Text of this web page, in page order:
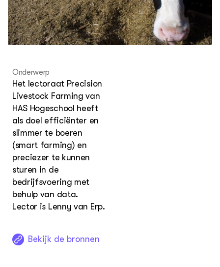
Projecten
LEREN
Leermiddelen
OVER
Over ons
Contact
Onderwerp
Het lectoraat Precision
Livestock Farming van
HAS Hogeschool heeft
als doel efficiënter en
slimmer te boeren
(smart farming) en
preciezer te kunnen
sturen in de
bedrijfsvoering met
behulp van data.
Lector is Lenny van Erp.
Bekijk de bronnen